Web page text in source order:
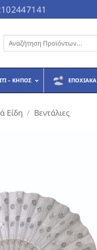
Αναζήτηση
– ΚΉΠΟΣ ΕΠΟΧΙΑΚΆ
Είδη / Βεντάλιες